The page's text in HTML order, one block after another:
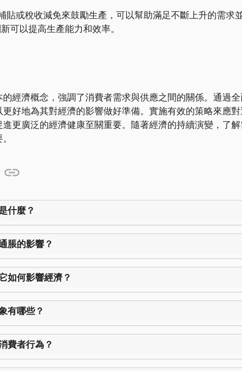
貼或稅收減免來鼓勵生產，可以幫助滿足不斷上升的需求
可以提高生產能力和效率。
經濟概念，強調了消費者需求與供應之間的關係。通過
好地為其對經濟的影響做好準備。實施有效的策略來應對
更廣泛的經濟健康至關重要。隨著經濟的持續演變，了
什麼？
脹的影響？
如何影響經濟？
有哪些？
費者行為？